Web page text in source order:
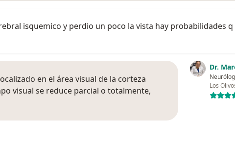
isquemico y perdio un poco la vista hay probabilidades
Dr.
Los
en el área visual de la corteza
visual se reduce parcial o totalmente,